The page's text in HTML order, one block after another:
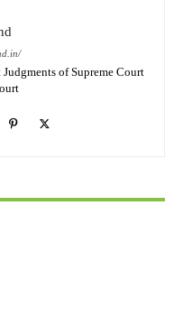
of Supreme Court